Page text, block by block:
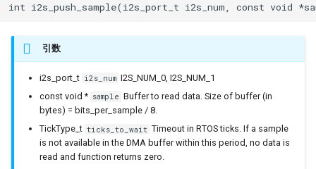
esptool::ESP32ROM
esptool::ESP8266ROM
int i2s_push_sample(i2s_port_t i2s_num, const void
引数
i2s_port_t i2s_num I2S_NUM_0, I2S_NUM_1
const void * sample Buffer to read data. Size of buffer (in
bytes) = bits_per_sample / 8.
TickType_t ticks_to_wait Timeout in RTOS ticks. If a sample
is not available in the DMA buffer within this period, no data is
read and function returns zero.